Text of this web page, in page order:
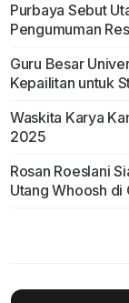
Purbaya Sebut
Pengumuman
Guru Besar
Kepailitan untuk
Waskita Karya
2025
Rosan Roeslani
Utang Whoosh di